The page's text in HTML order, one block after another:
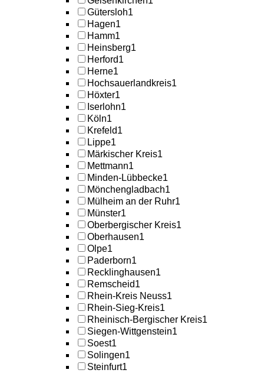
Gütersloh1
Hagen1
Hamm1
Heinsberg1
Herford1
Herne1
Hochsauerlandkreis1
Höxter1
Iserlohn1
Köln1
Krefeld1
Lippe1
Märkischer Kreis1
Mettmann1
Minden-Lübbecke1
Mönchengladbach1
Mülheim an der Ruhr1
Münster1
Oberbergischer Kreis1
Oberhausen1
Olpe1
Paderborn1
Recklinghausen1
Remscheid1
Rhein-Kreis Neuss1
Rhein-Sieg-Kreis1
Rheinisch-Bergischer Kreis1
Siegen-Wittgenstein1
Soest1
Solingen1
Steinfurt1